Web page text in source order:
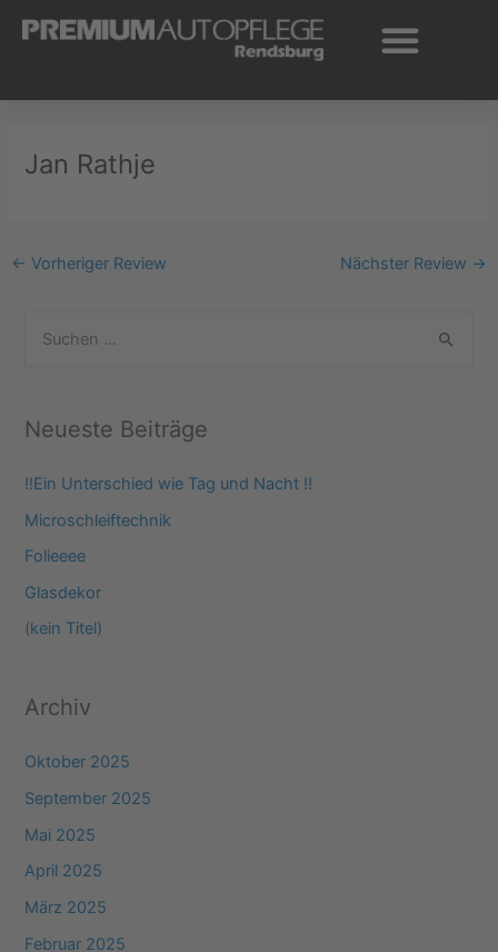
Inhalt
Jan Rathje
← Vorheriger Review Nächster Review →
h
e
c
h
Neueste Beiträge
‼️Ein Unterschied wie Tag und Nacht ‼️
Microschleiftechnik
Folieeee
Glasdekor
(kein Titel)
Archiv
Oktober 2025
September 2025
Mai 2025
April 2025
März 2025
Februar 2025